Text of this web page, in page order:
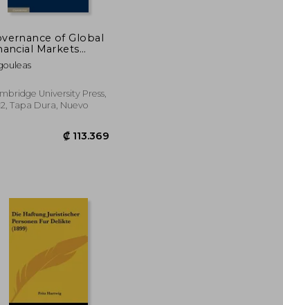
of Global
Markets
Market
(en Inglés)
University Press,
Tapa Dura, Nuevo